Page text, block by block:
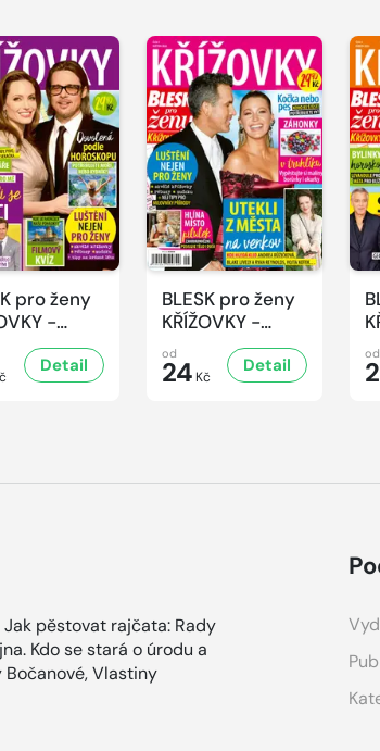
pro ženy
-
Detail
BLESK pro ženy
KŘÍŽOVKY -
5/2026
od
24 Kč
Detail
od
Jak pěstovat rajčata: Rady
Kdo se stará o úrodu a
Bočanové, Vlastiny